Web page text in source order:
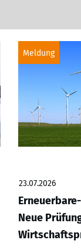
Meldung
23.07.2026
Neue